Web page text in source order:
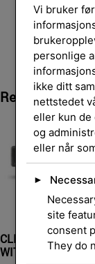
Relaterte
CLICKSHARE BAR
WITH 1 BUTTON
Vi bruker
personlige
ikke ditt
nettstedet
eller kun de
og
eller når
►
site
consent
They do